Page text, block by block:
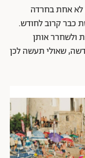
לא אחת בחרדה
כבר קרוב לחודש.
ולשחרר אותן
שאולי תעשה לכן